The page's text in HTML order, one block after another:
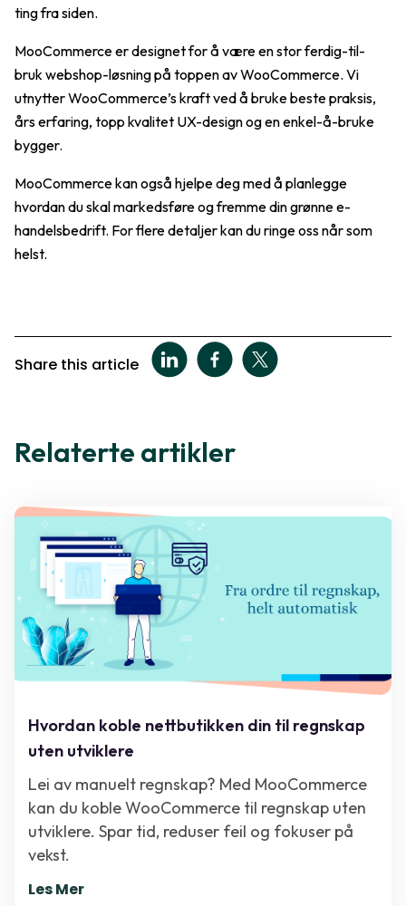
ting fra siden.
MooCommerce er designet for å være en stor ferdig-til-
bruk webshop-løsning på toppen av WooCommerce. Vi
utnytter WooCommerce’s kraft ved å bruke beste praksis,
års erfaring, topp kvalitet UX-design og en enkel-å-bruke
bygger.
MooCommerce kan også hjelpe deg med å planlegge
hvordan du skal markedsføre og fremme din grønne e-
handelsbedrift. For flere detaljer kan du ringe oss når som
helst.
Share this article
Relaterte artikler
Hvordan koble nettbutikken din til regnskap
uten utviklere
Lei av manuelt regnskap? Med MooCommerce
kan du koble WooCommerce til regnskap uten
utviklere. Spar tid, reduser feil og fokuser på
vekst.
Les Mer